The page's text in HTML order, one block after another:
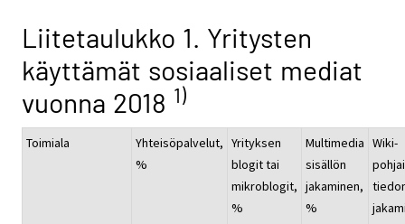
Liitetaulukko 1. Yritysten
käyttämät sosiaaliset mediat
vuonna 2018 1)
Toimiala
Yhteisöpalvelut,
%
Yrityksen
blogit tai
mikroblogit,
%
Multimedia
sisällön
jakaminen,
%
Wiki-